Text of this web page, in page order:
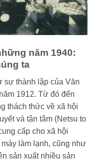
năm 1940:
ta
sự thành lập của Văn
1912. Từ đó đến
thách thức về xã hội
và tận tâm (Netsu to
cấp cho xã hội
làm lạnh, cũng như
sản xuất nhiều sản